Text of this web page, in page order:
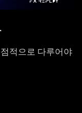
적으로 다루어야